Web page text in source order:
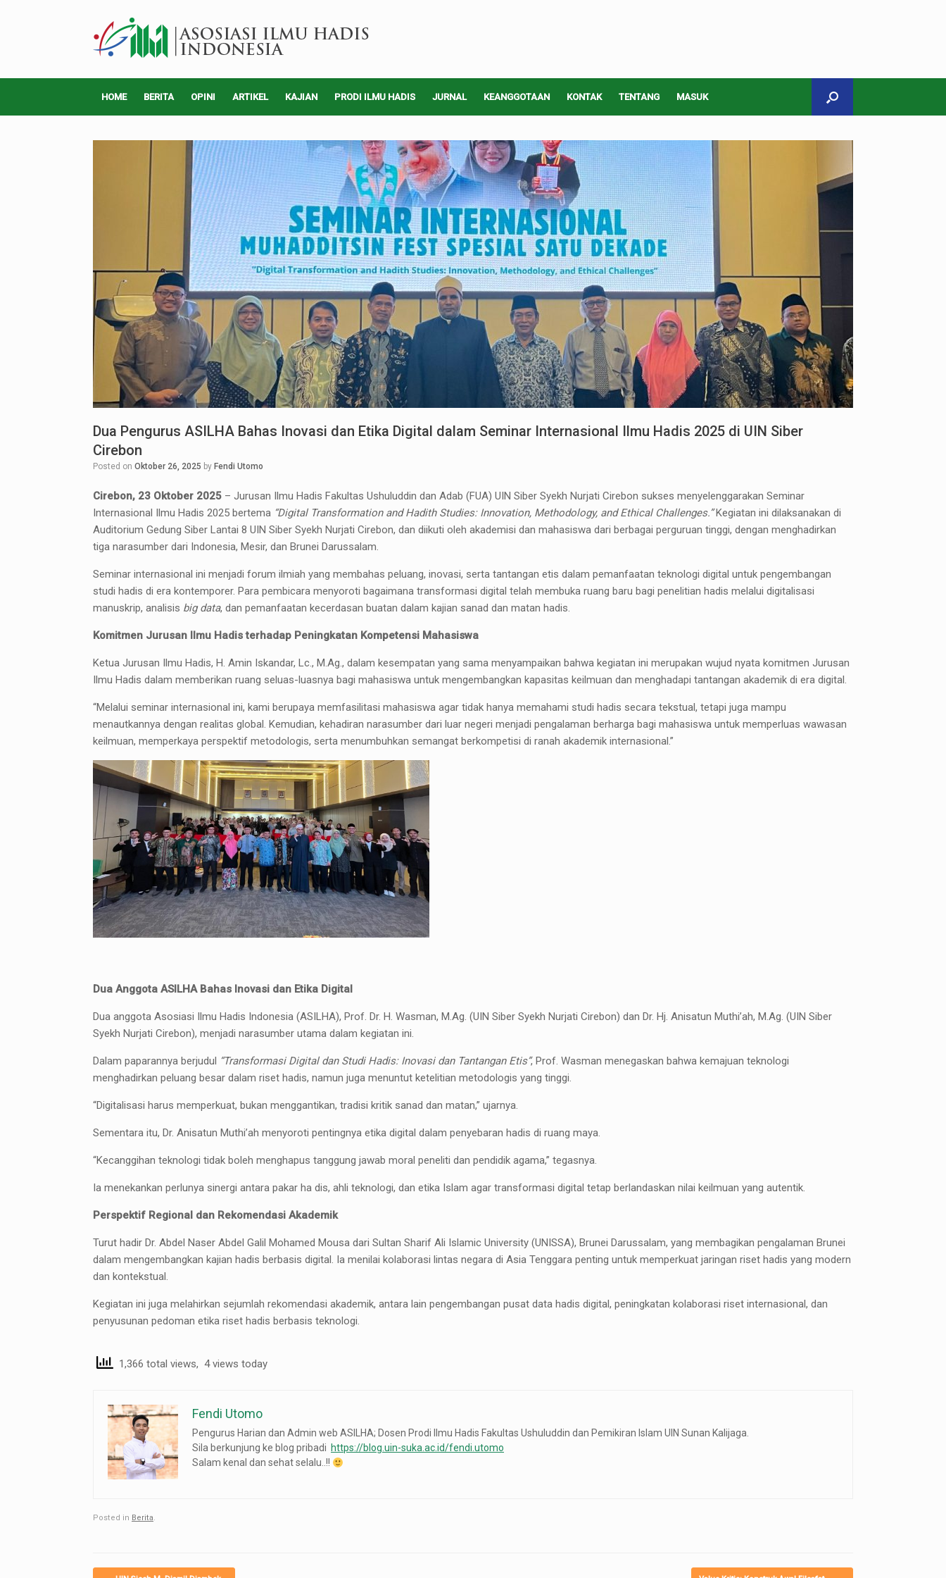
HOME BERITA OPINI ARTIKEL KAJIAN PRODI ILMU HADIS JURNAL KEANGGOTAAN KONTAK TENTANG MASUK
Dua Pengurus ASILHA Bahas Inovasi dan Etika Digital dalam Seminar Internasional Ilmu Hadis 2025 di UIN Siber
Cirebon
Posted on Oktober 26, 2025 by Fendi Utomo
Cirebon, 23 Oktober 2025 – Jurusan Ilmu Hadis Fakultas Ushuluddin dan Adab (FUA) UIN Siber Syekh Nurjati Cirebon sukses menyelenggarakan Seminar
Internasional Ilmu Hadis 2025 bertema “Digital Transformation and Hadith Studies: Innovation, Methodology, and Ethical Challenges.”Kegiatan ini dilaksanakan di
Auditorium Gedung Siber Lantai 8 UIN Siber Syekh Nurjati Cirebon, dan diikuti oleh akademisi dan mahasiswa dari berbagai perguruan tinggi, dengan menghadirkan
tiga narasumber dari Indonesia, Mesir, dan Brunei Darussalam.
Seminar internasional ini menjadi forum ilmiah yang membahas peluang, inovasi, serta tantangan etis dalam pemanfaatan teknologi digital untuk pengembangan
studi hadis di era kontemporer. Para pembicara menyoroti bagaimana transformasi digital telah membuka ruang baru bagi penelitian hadis melalui digitalisasi
manuskrip, analisis big data, dan pemanfaatan kecerdasan buatan dalam kajian sanad dan matan hadis.
Komitmen Jurusan Ilmu Hadis terhadap Peningkatan Kompetensi Mahasiswa
Ketua Jurusan Ilmu Hadis, H. Amin Iskandar, Lc., M.Ag., dalam kesempatan yang sama menyampaikan bahwa kegiatan ini merupakan wujud nyata komitmen Jurusan
Ilmu Hadis dalam memberikan ruang seluas-luasnya bagi mahasiswa untuk mengembangkan kapasitas keilmuan dan menghadapi tantangan akademik di era digital.
“Melalui seminar internasional ini, kami berupaya memfasilitasi mahasiswa agar tidak hanya memahami studi hadis secara tekstual, tetapi juga mampu
menautkannya dengan realitas global. Kemudian, kehadiran narasumber dari luar negeri menjadi pengalaman berharga bagi mahasiswa untuk memperluas wawasan
keilmuan, memperkaya perspektif metodologis, serta menumbuhkan semangat berkompetisi di ranah akademik internasional.”
Dua Anggota ASILHA Bahas Inovasi dan Etika Digital
Dua anggota Asosiasi Ilmu Hadis Indonesia (ASILHA), Prof. Dr. H. Wasman, M.Ag. (UIN Siber Syekh Nurjati Cirebon) dan Dr. Hj. Anisatun Muthi’ah, M.Ag. (UIN Siber
Syekh Nurjati Cirebon), menjadi narasumber utama dalam kegiatan ini.
Dalam paparannya berjudul “Transformasi Digital dan Studi Hadis: Inovasi dan Tantangan Etis”, Prof. Wasman menegaskan bahwa kemajuan teknologi
menghadirkan peluang besar dalam riset hadis, namun juga menuntut ketelitian metodologis yang tinggi.
“Digitalisasi harus memperkuat, bukan menggantikan, tradisi kritik sanad dan matan,” ujarnya.
Sementara itu, Dr. Anisatun Muthi’ah menyoroti pentingnya etika digital dalam penyebaran hadis di ruang maya.
“Kecanggihan teknologi tidak boleh menghapus tanggung jawab moral peneliti dan pendidik agama,” tegasnya.
Ia menekankan perlunya sinergi antara pakar ha dis, ahli teknologi, dan etika Islam agar transformasi digital tetap berlandaskan nilai keilmuan yang autentik.
Perspektif Regional dan Rekomendasi Akademik
Turut hadir Dr. Abdel Naser Abdel Galil Mohamed Mousa dari Sultan Sharif Ali Islamic University (UNISSA), Brunei Darussalam, yang membagikan pengalaman Brunei
dalam mengembangkan kajian hadis berbasis digital. Ia menilai kolaborasi lintas negara di Asia Tenggara penting untuk memperkuat jaringan riset hadis yang modern
dan kontekstual.
Kegiatan ini juga melahirkan sejumlah rekomendasi akademik, antara lain pengembangan pusat data hadis digital, peningkatan kolaborasi riset internasional, dan
penyusunan pedoman etika riset hadis berbasis teknologi.
1,366 total views, 4 views today
Fendi Utomo
Pengurus Harian dan Admin web ASILHA; Dosen Prodi Ilmu Hadis Fakultas Ushuluddin dan Pemikiran Islam UIN Sunan Kalijaga.
Sila berkunjung ke blog pribadi https://blog.uin-suka.ac.id/fendi.utomo
Salam kenal dan sehat selalu..!!
Posted in Berita.
Post navigation